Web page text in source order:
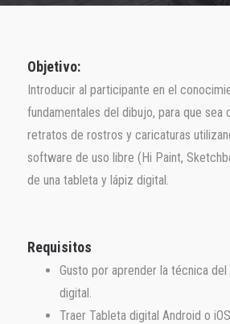
Objetivo:
Introducir al participante en el
fundamentales del dibujo, para que sea
retratos de rostros y caricaturas
software de uso libre (Hi Paint,
de una tableta y lápiz digital.
Requisitos
Gusto por aprender la técnica
digital.
Traer Tableta digital Android o